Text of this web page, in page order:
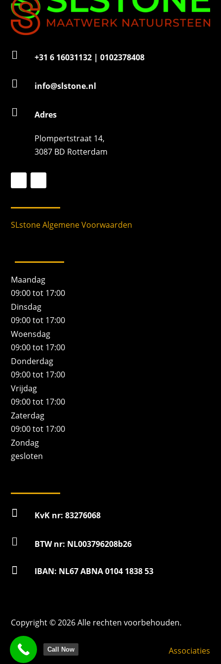
 +31 6 16031132 | 0102378408
 info@slstone.nl
 Adres
Plompertstraat 14,
3087 BD Rotterdam
SLstone Algemene Voorwaarden
Maandag
09:00 tot 17:00
Dinsdag
09:00 tot 17:00
Woensdag
09:00 tot 17:00
Donderdag
09:00 tot 17:00
Vrijdag
09:00 tot 17:00
Zaterdag
09:00 tot 17:00
Zondag
gesloten
 KvK nr: 83276068
 BTW nr: NL003796208b26
 IBAN: NL67 ABNA 0104 1838 53
Copyright © 2026 Alle rechten voorbehouden.
Associaties
Call Now